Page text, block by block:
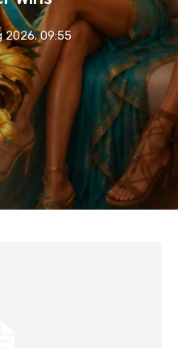
2026. 09:55